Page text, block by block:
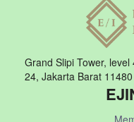
Grand Slipi Tower,
24, Jakarta Barat 11480